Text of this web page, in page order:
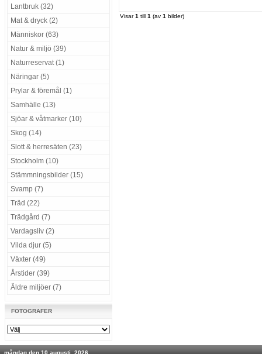
Lantbruk (32)
Mat & dryck (2)
Människor (63)
Natur & miljö (39)
Naturreservat (1)
Näringar (5)
Prylar & föremål (1)
Samhälle (13)
Sjöar & våtmarker (10)
Skog (14)
Slott & herresäten (23)
Stockholm (10)
Stämmningsbilder (15)
Svamp (7)
Träd (22)
Trädgård (7)
Vardagsliv (2)
Vilda djur (5)
Växter (49)
Årstider (39)
Äldre miljöer (7)
FOTOGRAFER
Visar1 till 1 (av 1 bilder)
måndag den 10 augusti, 2026